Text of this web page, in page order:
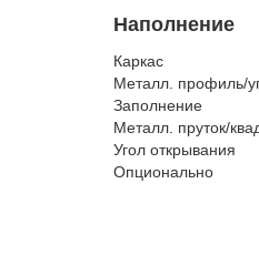
Наполнение
Каркас
Металл. профиль/
Заполнение
Металл. пруток/
Угол открывания
Опционально